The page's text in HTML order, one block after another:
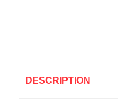
DESCRIPTION